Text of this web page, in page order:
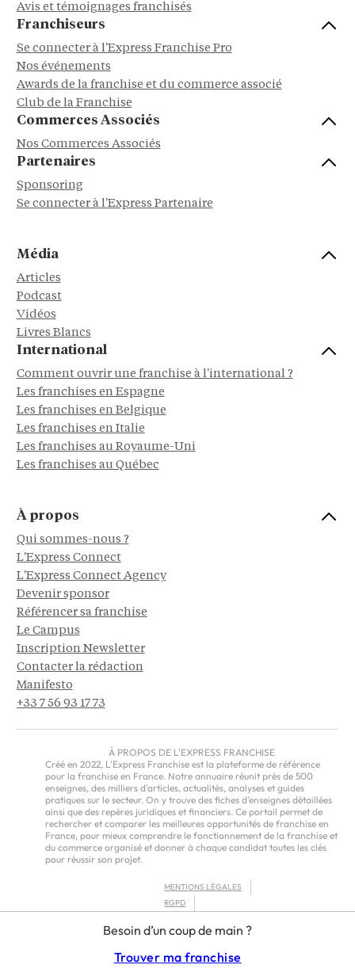
Besoin d’un coup de main ?
Trouver ma franchise
Avis et témoignages franchisés
Franchiseurs
Se connecter à l'Express Franchise Pro
Nos événements
Awards de la franchise et du commerce associé
Club de la Franchise
Commerces Associés
Nos Commerces Associés
Partenaires
Sponsoring
Se connecter à l'Express Partenaire
Média
Articles
Podcast
Vidéos
Livres Blancs
International
Comment ouvrir une franchise à l'international ?
Les franchises en Espagne
Les franchises en Belgique
Les franchises en Italie
Les franchises au Royaume-Uni
Les franchises au Québec
À propos
Qui sommes-nous ?
L'Express Connect
L'Express Connect Agency
Devenir sponsor
Référencer sa franchise
Le Campus
Inscription Newsletter
Contacter la rédaction
Manifesto
+33 7 56 93 17 73
À PROPOS DE L'EXPRESS FRANCHISE
Créé en 2022, L'Express Franchise est la plateforme de référence
pour la franchise en France. Notre annuaire réunit près de 500
enseignes, des milliers d'articles, actualités, analyses et guides
pratiques sur le secteur. On y trouve des fiches d'enseignes détaillées
ainsi que des repères juridiques et financiers. Ce portail permet de
rechercher et comparer les meilleures opportunités de franchise en
France, pour mieux comprendre le fonctionnement de la franchise et
du commerce organisé et donner à chaque candidat toutes les clés
pour réussir son projet.
MENTIONS LÉGALES
RGPD
CGV – EUROPE